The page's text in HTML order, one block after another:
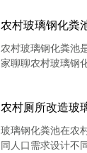
农村玻璃钢化粪
农村玻璃钢化粪池
家聊聊农村玻璃钢
农村厕所改造玻
玻璃钢化粪池在农
同人口需求设计不